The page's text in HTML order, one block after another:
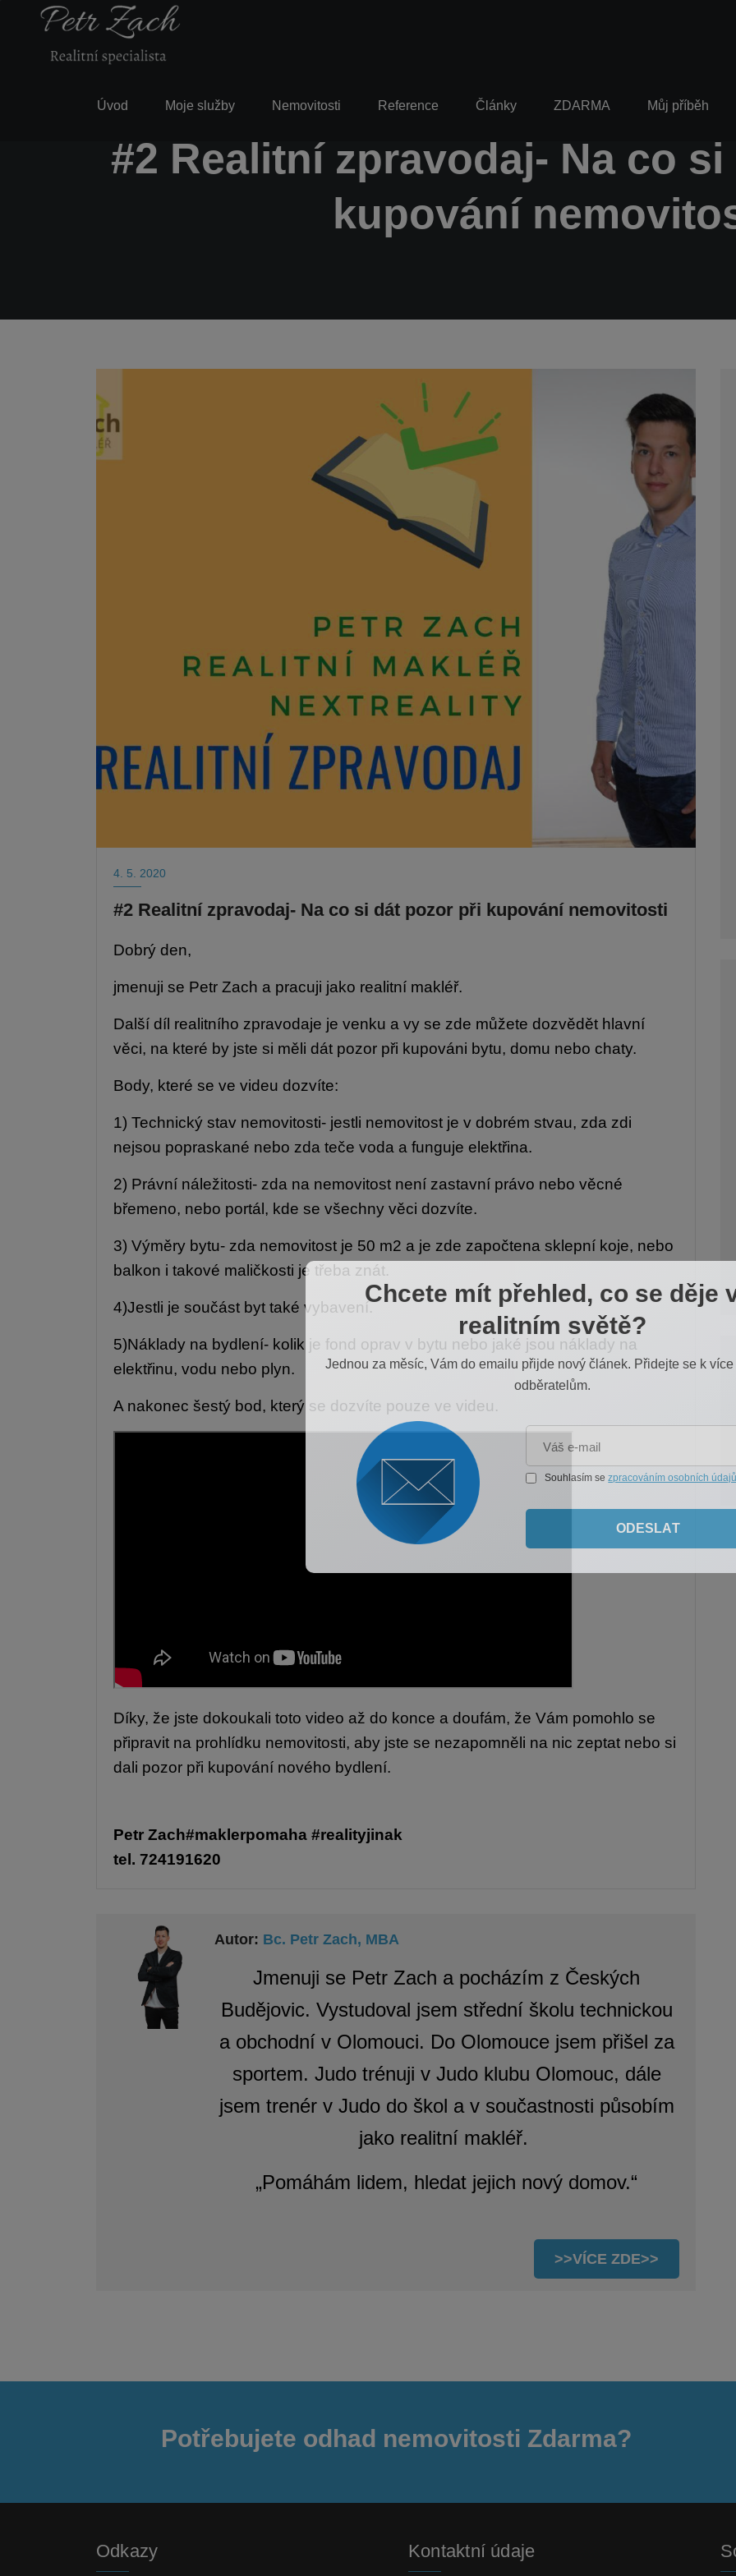
Úvod Moje služby Nemovitosti Reference Články ZDARMA Můj příběh
#2 Realitní zpravodaj- Na co
kupování
4. 5. 2020
#2 Realitní zpravodaj- Na co si dát pozor při kupování nemovitosti
Dobrý den,
jmenuji se Petr Zach a pracuji jako realitní makléř.
Další díl realitního zpravodaje je venku a vy se zde můžete dozvědět hlavní
věci, na které by jste si měli dát pozor při kupováni bytu, domu nebo chaty.
Body, které se ve videu dozvíte:
1) Technický stav nemovitosti- jestli nemovitost je v dobrém stvau, zda zdi
nejsou popraskané nebo zda teče voda a funguje elektřina.
2) Právní náležitosti- zda na nemovitost není zastavní právo nebo věcné
břemeno, nebo portál, kde se všechny věci dozvíte.
3) Výměry bytu- zda nemovitost je 50 m2 a je zde započtena sklepní koje, nebo
balkon i takové maličkosti je třeba znát.
4)Jestli je součást byt také vybavení.
5)Náklady na bydlení- kolik je fond oprav v bytu nebo jaké jsou náklady na
elektřinu, vodu nebo plyn.
A nakonec šestý bod, který se dozvíte pouze ve videu.
Díky, že jste dokoukali toto video až do konce a doufám, že Vám pomohlo se
připravit na prohlídku nemovitosti, aby jste se nezapomněli na nic zeptat nebo si
dali pozor při kupování nového bydlení.
Petr Zach#maklerpomaha #realityjinak
tel. 724191620
Autor: Bc. Petr Zach, MBA
Jmenuji se Petr Zach a pocházím z Českých
Budějovic. Vystudoval jsem střední školu technickou
a obchodní v Olomouci. Do Olomouce jsem přišel za
sportem. Judo trénuji v Judo klubu Olomouc, dále
jsem trenér v Judo do škol a v součastnosti působím
jako realitní makléř.
„Pomáhám lidem, hledat jejich nový domov.“
>>VÍCE ZDE>>
Potřebujete odhad nemovitosti Zdarma?
Odkazy Kontaktní údaje
Chcete mít přehled, co se děje
realitním světě?
Jednou za měsíc, Vám do emailu přijde nový článek. Přidejte se k
odběratelům.
Souhlasím sezpracováním osobních
ODESLAT